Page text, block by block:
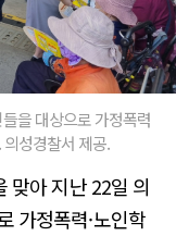
을 대상으로 가정폭력
성경찰서 제공.
맞아 지난 22일 의
가정폭력·노인학